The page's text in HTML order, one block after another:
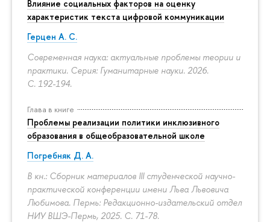
Влияние социальных факторов на оценку
характеристик текста цифровой коммуникации
Герцен А. С.
Современная наука: актуальные проблемы теории и
практики. Серия: Гуманитарные науки. 2026.
С. 192-194.
Глава в книге
Проблемы реализации политики инклюзивного
образования в общеобразовательной школе
Погребняк Д. А.
В кн.: Сборник материалов III студенческой научно-
практической конференции имени Льва Львовича
Любимова. Пермь: Редакционно-издательский отдел
НИУ ВШЭ-Пермь, 2025. С. 71-78.